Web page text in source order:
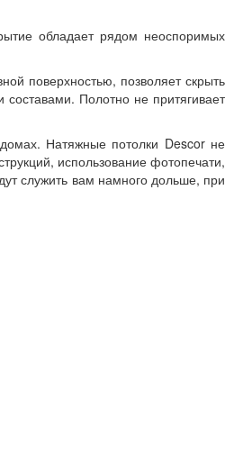
обладает рядом неоспоримых
поверхностью, позволяет скрыть
Полотно не притягивает
Натяжные потолки Descor не
использование фотопечати,
служить вам намного дольше, при